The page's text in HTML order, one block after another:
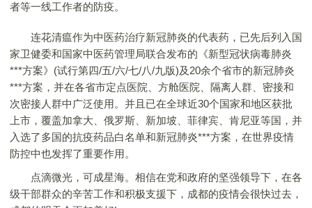
者等一线工作者的防疫。
连花清瘟作为中医药治疗新冠肺炎的代表药，已先后列入国
家卫健委和国家中医药管理局联合发布的《新型冠状病毒肺炎
***方案》(试行第四/五/六/七/八/九版)及20余个省市的新冠肺炎
***方案，并在各省市定点医院、方舱医院、隔离人群、密接和
次密接人群中广泛使用。并且已在全球近30个国家和地区获批
上市，覆盖加拿大、俄罗斯、新加坡、菲律宾、肯尼亚等国，并
入选了多国的抗疫药品白名单和新冠肺炎***方案，在世界疫情
防控中也发挥了重要作用。
点滴微光，可成星海。相信在党和政府的坚强领导下，在各
级干部群众的辛苦工作和积极支援下，成都的疫情会很快过去，